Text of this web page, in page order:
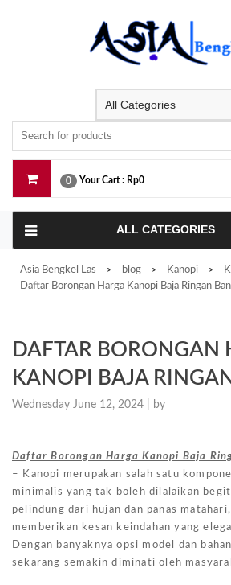
0 Your Cart : Rp0
ALL CATEGORIES
Asia Bengkel Las > blog > Kanopi >
Daftar Borongan Harga Kanopi Baja Ringan
DAFTAR BORONGAN
KANOPI BAJA
Wednesday June 12, 2024 | by
Daftar Borongan Harga Kanopi Baja
– Kanopi merupakan salah satu
minimalis yang tak boleh dilalaikan
pelindung dari hujan dan panas
memberikan kesan keindahan yang
Dengan banyaknya opsi model dan
sekarang semakin diminati oleh